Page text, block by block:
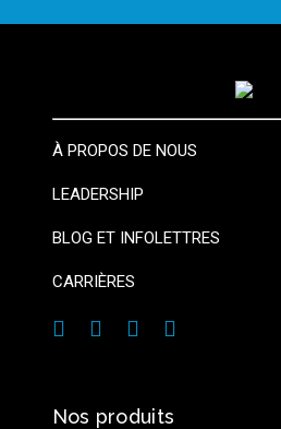
À PROPOS DE NOUS
LEADERSHIP
BLOG ET INFOLETTRES
CARRIÈRES
Nos produits